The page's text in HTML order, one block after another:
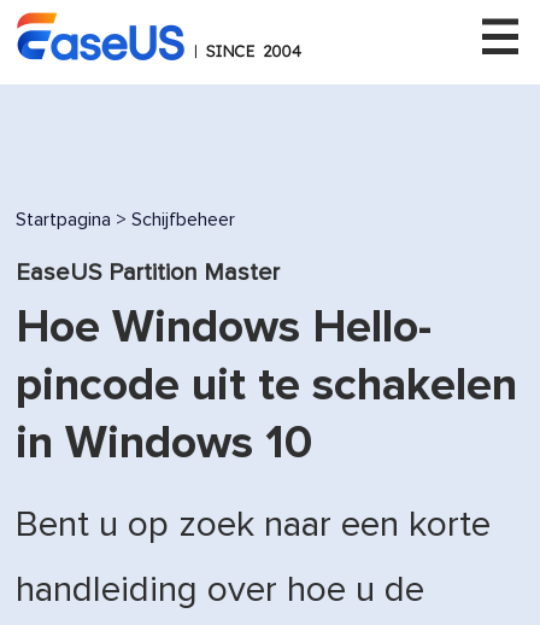
Startpagina > Schijfbeheer
EaseUS Partition Master
Hoe Windows Hello-
pincode uit te schakelen
in Windows 10
Bent u op zoek naar een korte
handleiding over hoe u de